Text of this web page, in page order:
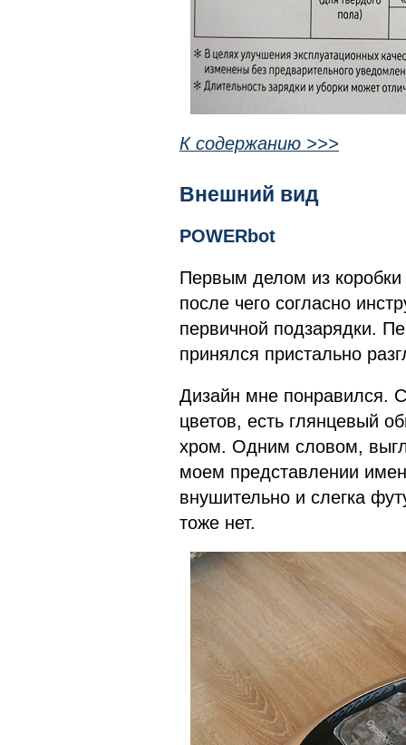
К содержанию >>>
Внешний вид
POWERbot
Первым делом из
после чего согласно
первичной подзарядки.
принялся пристально
Дизайн мне понравился.
цветов, есть глянцевый
хром. Одним словом,
моем представлении
внушительно и слегка
тоже нет.